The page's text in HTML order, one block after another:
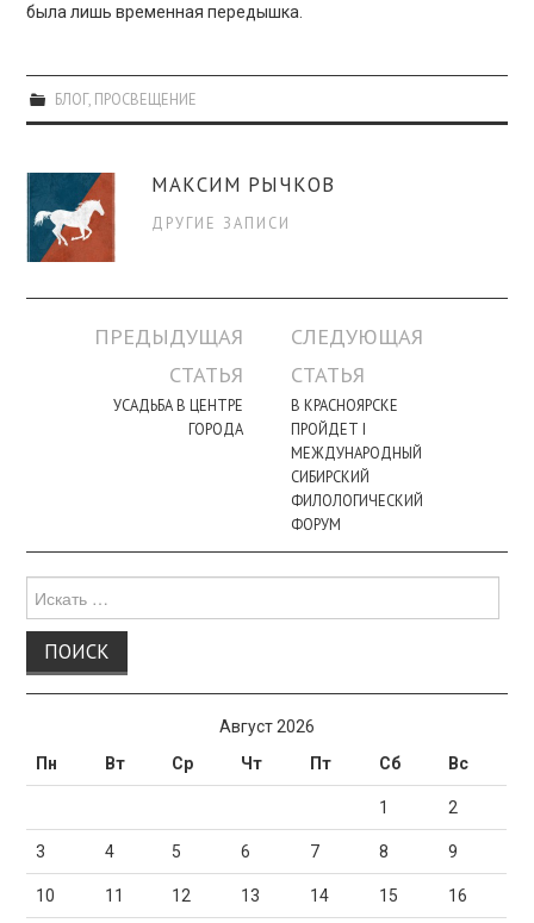
была лишь временная передышка.
БЛОГ, ПРОСВЕЩЕНИЕ
МАКСИМ РЫЧКОВ
ДРУГИЕ ЗАПИСИ
Навигация
записи
ПРЕДЫДУЩАЯ
СТАТЬЯ
УСАДЬБА В ЦЕНТРЕ
ГОРОДА
СЛЕДУЮЩАЯ
СТАТЬЯ
В КРАСНОЯРСКЕ
ПРОЙДЕТ I
МЕЖДУНАРОДНЫЙ
СИБИРСКИЙ
ФИЛОЛОГИЧЕСКИЙ
ФОРУМ
для:
Август 2026
Пн
Вт Ср Чт Пт Сб Вс
1 2
3 4 5 6 7 8 9
10 11 12 13 14 15 16